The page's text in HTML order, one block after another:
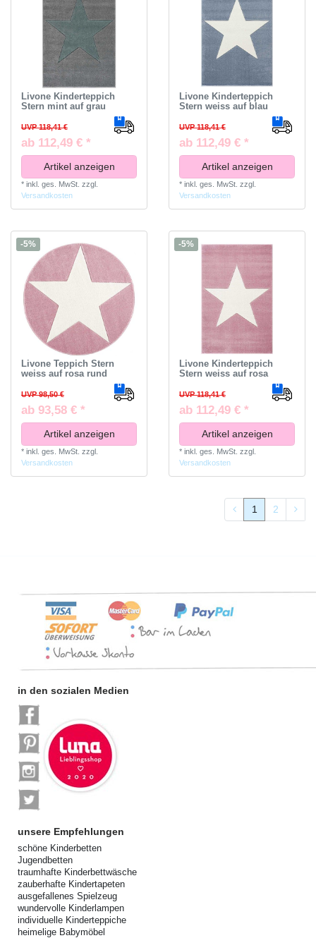
Livone Kinderteppich
Stern mint auf grau
UVP 118,41 €
ab 112,49 € *
Artikel anzeigen
* inkl. ges. MwSt. zzgl.
Versandkosten
Livone Kinderteppich
Stern weiss auf blau
UVP 118,41 €
ab 112,49 € *
Artikel anzeigen
* inkl. ges. MwSt. zzgl.
Versandkosten
-5%
Livone Teppich Stern
weiss auf rosa rund
UVP 98,50 €
ab 93,58 € *
Artikel anzeigen
* inkl. ges. MwSt. zzgl.
Versandkosten
-5%
Livone Kinderteppich
Stern weiss auf rosa
UVP 118,41 €
ab 112,49 € *
Artikel anzeigen
* inkl. ges. MwSt. zzgl.
Versandkosten
1 2
in den sozialen Medien
unsere Empfehlungen
schöne Kinderbetten
Jugendbetten
traumhafte Kinderbettwäsche
zauberhafte Kindertapeten
ausgefallenes Spielzeug
wundervolle Kinderlampen
individuelle Kinderteppiche
heimelige Babymöbel